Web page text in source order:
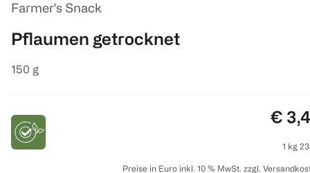
Farmer's Snack
Pflaumen getrocknet
150 g
€
1 kg
Preise in Euro inkl. 10 % MwSt. zzgl.